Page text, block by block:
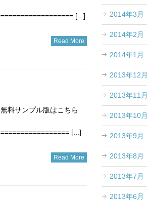
[...]
Read More
料サンプル版はこちら
[...]
Read More
2014年3月
2014年2月
2014年1月
2013年12月
2013年11月
2013年10月
2013年9月
2013年8月
2013年7月
2013年6月